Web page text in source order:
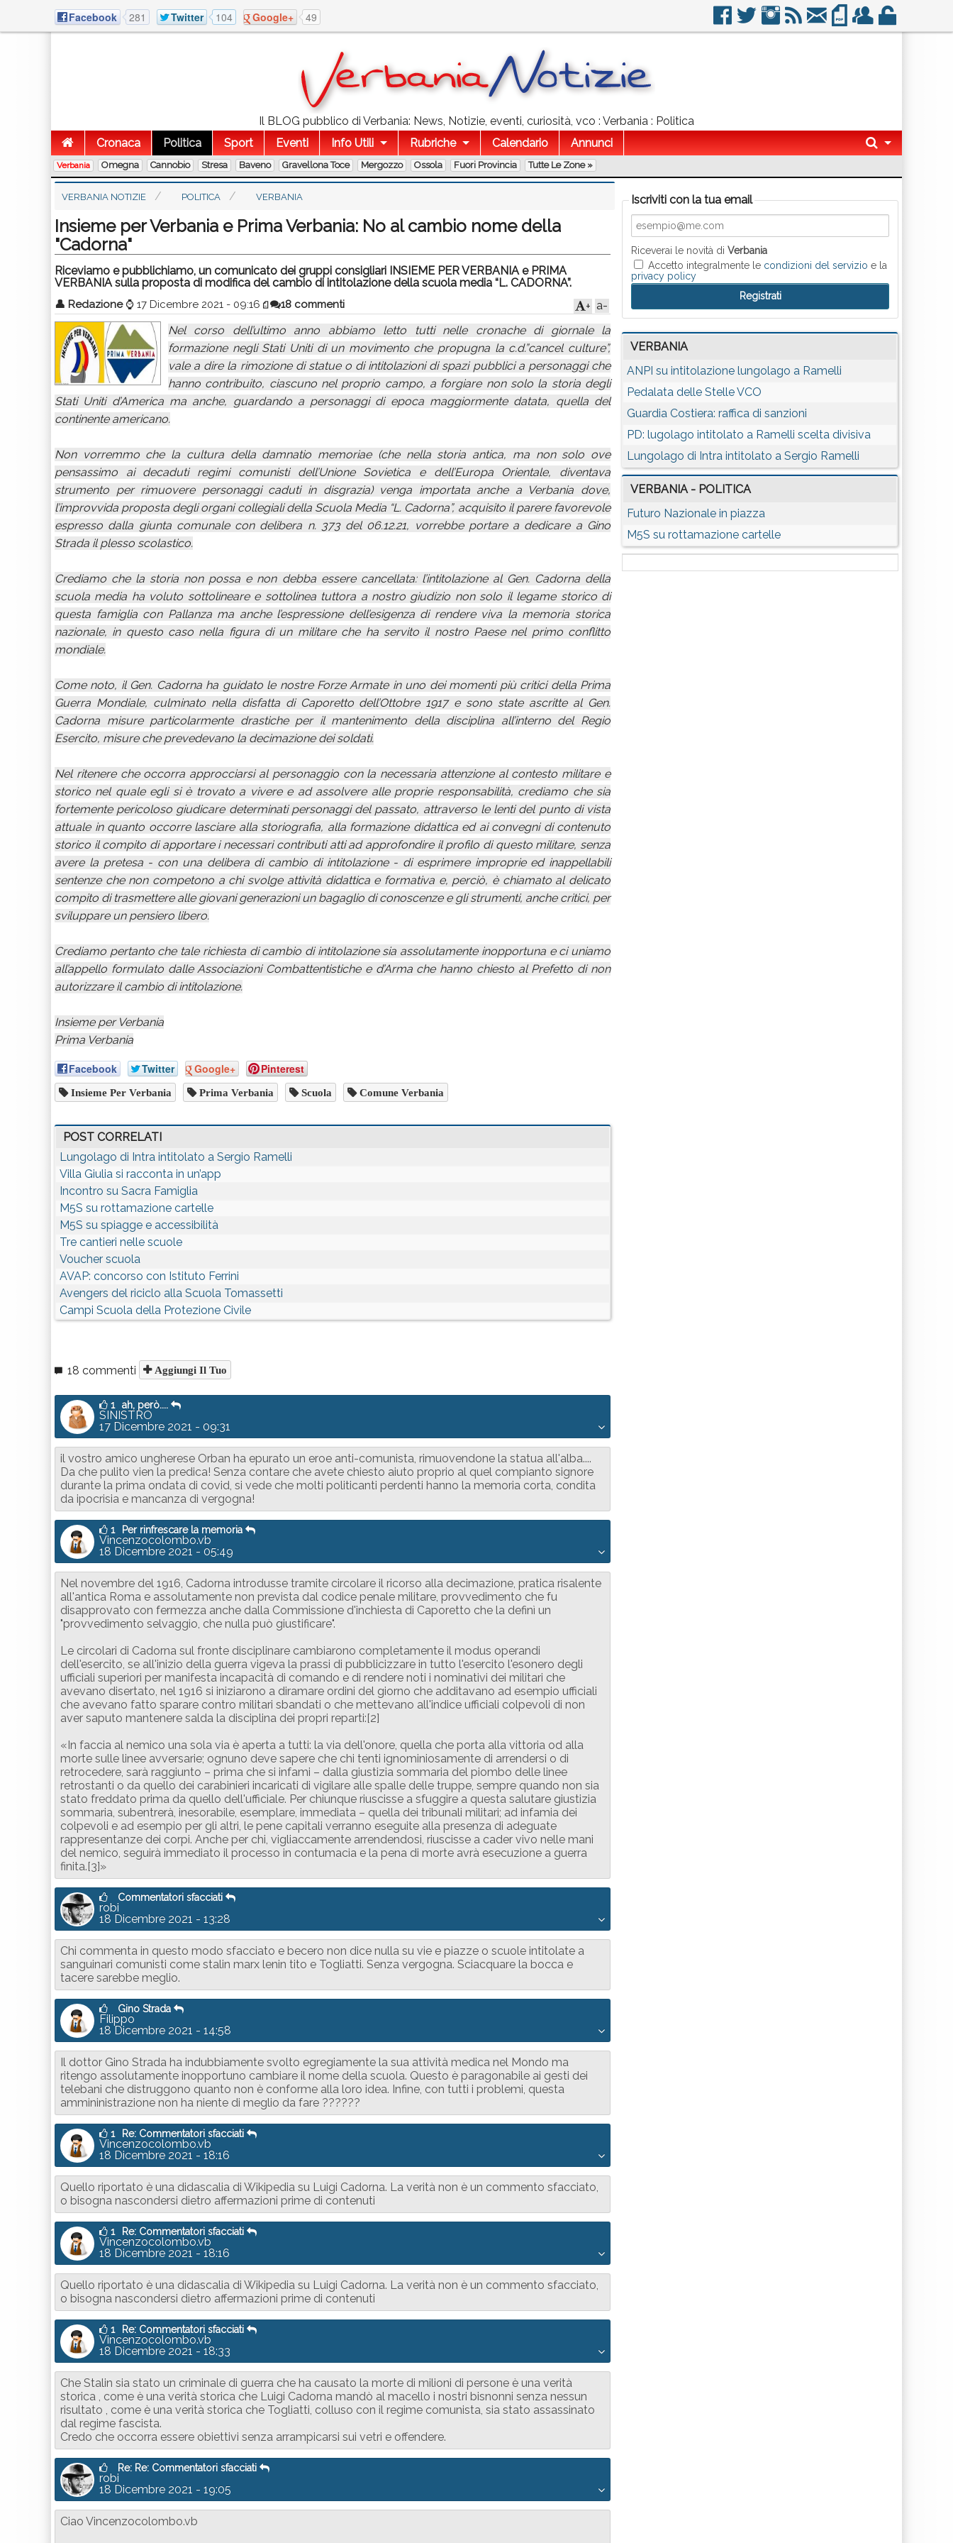
Facebook 281 Twitter 104 Google+ 49
Il BLOG pubblico di Verbania: News, Notizie, eventi, curiosità, vco : Verbania : Politica
Cronaca
Politica Sport Eventi Info Utili Rubriche Calendario Annunci
Verbania Omegna Cannobio Stresa Baveno Gravellona Toce Mergozzo Ossola Fuori Provincia Tutte Le Zone »
VERBANIA NOTIZIE POLITICA VERBANIA
Insieme per Verbania e Prima Verbania: No al cambio nome della
"Cadorna"
Riceviamo e pubblichiamo, un comunicato dei gruppi consigliari INSIEME PER VERBANIA e PRIMA
VERBANIA sulla proposta di modifica del cambio di intitolazione della scuola media “L. CADORNA”.
👤 Redazione ⌚ 17 Dicembre 2021 - 09:16 18 commenti a-
+
Nel corso dell’ultimo anno abbiamo letto tutti nelle cronache di giornale la
formazione negli Stati Uniti di un movimento che propugna la c.d.”cancel culture”,
vale a dire la rimozione di statue o di intitolazioni di spazi pubblici a personaggi che
hanno contribuito, ciascuno nel proprio campo, a forgiare non solo la storia degli
Stati Uniti d’America ma anche, guardando a personaggi di epoca maggiormente datata, quella del
continente americano.
Non vorremmo che la cultura della damnatio memoriae (che nella storia antica, ma non solo ove
pensassimo ai decaduti regimi comunisti dell’Unione Sovietica e dell’Europa Orientale, diventava
strumento per rimuovere personaggi caduti in disgrazia) venga importata anche a Verbania dove,
l’improvvida proposta degli organi collegiali della Scuola Media “L. Cadorna”, acquisito il parere favorevole
espresso dalla giunta comunale con delibera n. 373 del 06.12.21, vorrebbe portare a dedicare a Gino
Strada il plesso scolastico.
Crediamo che la storia non possa e non debba essere cancellata: l’intitolazione al Gen. Cadorna della
scuola media ha voluto sottolineare e sottolinea tuttora a nostro giudizio non solo il legame storico di
questa famiglia con Pallanza ma anche l’espressione dell’esigenza di rendere viva la memoria storica
nazionale, in questo caso nella figura di un militare che ha servito il nostro Paese nel primo conflitto
mondiale.
Come noto, il Gen. Cadorna ha guidato le nostre Forze Armate in uno dei momenti più critici della Prima
Guerra Mondiale, culminato nella disfatta di Caporetto dell’Ottobre 1917 e sono state ascritte al Gen.
Cadorna misure particolarmente drastiche per il mantenimento della disciplina all’interno del Regio
Esercito, misure che prevedevano la decimazione dei soldati.
Nel ritenere che occorra approcciarsi al personaggio con la necessaria attenzione al contesto militare e
storico nel quale egli si è trovato a vivere e ad assolvere alle proprie responsabilità, crediamo che sia
fortemente pericoloso giudicare determinati personaggi del passato, attraverso le lenti del punto di vista
attuale in quanto occorre lasciare alla storiografia, alla formazione didattica ed ai convegni di contenuto
storico il compito di apportare i necessari contributi atti ad approfondire il profilo di questo militare, senza
avere la pretesa - con una delibera di cambio di intitolazione - di esprimere improprie ed inappellabili
sentenze che non competono a chi svolge attività didattica e formativa e, perciò, è chiamato al delicato
compito di trasmettere alle giovani generazioni un bagaglio di conoscenze e gli strumenti, anche critici, per
sviluppare un pensiero libero.
Crediamo pertanto che tale richiesta di cambio di intitolazione sia assolutamente inopportuna e ci uniamo
all’appello formulato dalle Associazioni Combattentistiche e d’Arma che hanno chiesto al Prefetto di non
autorizzare il cambio di intitolazione.
Insieme per Verbania
Prima Verbania
Facebook Twitter Google+ Pinterest
Insieme Per Verbania Prima Verbania Scuola Comune Verbania
POST CORRELATI
Lungolago di Intra intitolato a Sergio Ramelli
Villa Giulia si racconta in un’app
Incontro su Sacra Famiglia
M5S su rottamazione cartelle
M5S su spiagge e accessibilità
Tre cantieri nelle scuole
Voucher scuola
AVAP: concorso con Istituto Ferrini
Avengers del riciclo alla Scuola Tomassetti
Campi Scuola della Protezione Civile
18 commenti Aggiungi Il Tuo
1 ah, però....
SINISTRO
17 Dicembre 2021 - 09:31
il vostro amico ungherese Orban ha epurato un eroe anti-comunista, rimuovendone la statua all'alba....
Da che pulito vien la predica! Senza contare che avete chiesto aiuto proprio al quel compianto signore
durante la prima ondata di covid, si vede che molti politicanti perdenti hanno la memoria corta, condita
da ipocrisia e mancanza di vergogna!
1 Per rinfrescare la memoria
Vincenzocolombo.vb
18 Dicembre 2021 - 05:49
Nel novembre del 1916, Cadorna introdusse tramite circolare il ricorso alla decimazione, pratica risalente
all'antica Roma e assolutamente non prevista dal codice penale militare, provvedimento che fu
disapprovato con fermezza anche dalla Commissione d'inchiesta di Caporetto che la definì un
"provvedimento selvaggio, che nulla può giustificare".
Le circolari di Cadorna sul fronte disciplinare cambiarono completamente il modus operandi
dell'esercito, se all'inizio della guerra vigeva la prassi di pubblicizzare in tutto l'esercito l'esonero degli
ufficiali superiori per manifesta incapacità di comando e di rendere noti i nominativi dei militari che
avevano disertato, nel 1916 si iniziarono a diramare ordini del giorno che additavano ad esempio ufficiali
che avevano fatto sparare contro militari sbandati o che mettevano all'indice ufficiali colpevoli di non
aver saputo mantenere salda la disciplina dei propri reparti:[2]
«In faccia al nemico una sola via è aperta a tutti: la via dell'onore, quella che porta alla vittoria od alla
morte sulle linee avversarie; ognuno deve sapere che chi tenti ignominiosamente di arrendersi o di
retrocedere, sarà raggiunto – prima che si infami – dalla giustizia sommaria del piombo delle linee
retrostanti o da quello dei carabinieri incaricati di vigilare alle spalle delle truppe, sempre quando non sia
stato freddato prima da quello dell'ufficiale. Per chiunque riuscisse a sfuggire a questa salutare giustizia
sommaria, subentrerà, inesorabile, esemplare, immediata – quella dei tribunali militari; ad infamia dei
colpevoli e ad esempio per gli altri, le pene capitali verranno eseguite alla presenza di adeguate
rappresentanze dei corpi. Anche per chi, vigliaccamente arrendendosi, riuscisse a cader vivo nelle mani
del nemico, seguirà immediato il processo in contumacia e la pena di morte avrà esecuzione a guerra
finita.[3]»
Commentatori sfacciati
robi
18 Dicembre 2021 - 13:28
Chi commenta in questo modo sfacciato e becero non dice nulla su vie e piazze o scuole intitolate a
sanguinari comunisti come stalin marx lenin tito e Togliatti. Senza vergogna. Sciacquare la bocca e
tacere sarebbe meglio.
Gino Strada
Filippo
18 Dicembre 2021 - 14:58
Il dottor Gino Strada ha indubbiamente svolto egregiamente la sua attività medica nel Mondo ma
ritengo assolutamente inopportuno cambiare il nome della scuola. Questo è paragonabile ai gesti dei
telebani che distruggono quanto non è conforme alla loro idea. Infine, con tutti i problemi, questa
ammininistrazione non ha niente di meglio da fare ??????
1 Re: Commentatori sfacciati
Vincenzocolombo.vb
18 Dicembre 2021 - 18:16
Quello riportato è una didascalia di Wikipedia su Luigi Cadorna. La verità non è un commento sfacciato,
o bisogna nascondersi dietro affermazioni prime di contenuti
1 Re: Commentatori sfacciati
Vincenzocolombo.vb
18 Dicembre 2021 - 18:16
Quello riportato è una didascalia di Wikipedia su Luigi Cadorna. La verità non è un commento sfacciato,
o bisogna nascondersi dietro affermazioni prime di contenuti
1 Re: Commentatori sfacciati
Vincenzocolombo.vb
18 Dicembre 2021 - 18:33
Che Stalin sia stato un criminale di guerra che ha causato la morte di milioni di persone è una verità
storica , come è una verità storica che Luigi Cadorna mandò al macello i nostri bisnonni senza nessun
risultato , come è una verità storica che Togliatti, colluso con il regime comunista, sia stato assassinato
dal regime fascista.
Credo che occorra essere obiettivi senza arrampicarsi sui vetri e offendere.
Re: Re: Commentatori sfacciati
robi
18 Dicembre 2021 - 19:05
Ciao Vincenzocolombo.vb
Iscriviti con la tua email
Riceverai le novità diVerbania
Accetto integralmente le condizioni del servizio e la
privacy policy
VERBANIA
ANPI su intitolazione lungolago a Ramelli
Pedalata delle Stelle VCO
Guardia Costiera: raffica di sanzioni
PD: lugolago intitolato a Ramelli scelta divisiva
Lungolago di Intra intitolato a Sergio Ramelli
VERBANIA - POLITICA
Futuro Nazionale in piazza
M5S su rottamazione cartelle